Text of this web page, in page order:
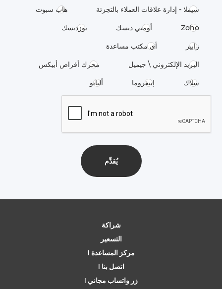
سيملا - إدارة علاقات العملاء بالتجزئة هاب سبوت
Zoho أومني ديسك يوزديسك
زابير أي مكتب مساعدة
البريد الإلكتروني \ جيميل محرك أقراص أبيكس
سلاك إنتغروما ألباتو
شراكة
التسعير
مركز المساعدة |
اتصل بنا |
زر واتساب مجاني |